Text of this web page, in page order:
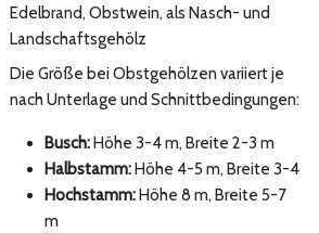
Edelbrand, Obstwein, als Nasch- und
Landschaftsgehölz
Die Größe bei Obstgehölzen variiert je
nach Unterlage und Schnittbedingungen:
Busch: Höhe 3-4 m, Breite 2-3 m
Halbstamm: Höhe 4-5 m, Breite 3-4
Hochstamm: Höhe 8 m, Breite 5-7
m